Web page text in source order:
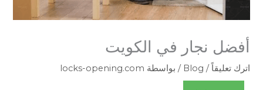
أفضل نجار في الكويت
اترك تعليقاً /
Blog / بواسطة locks-opening.com